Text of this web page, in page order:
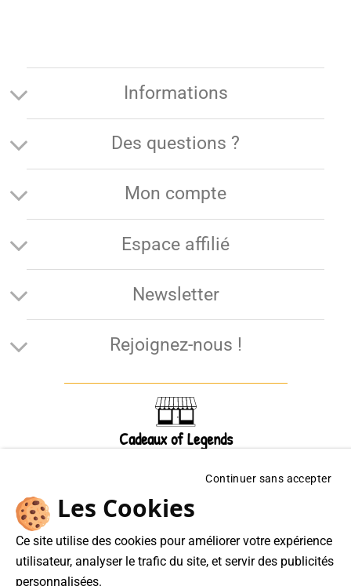
Informations
Des questions ?
Mon compte
Espace affilié
Newsletter
Rejoignez-nous !
Cadeaux of Legends
Frédéric Jouanny EI
61 RUE de Lyon 75012 Paris
07 49 81 86 52
Du lundi au vendredi de 8h00 à 17h00
Continuer sans accepter
Les Cookies
Ce site utilise des cookies pour améliorer votre expérience
utilisateur, analyser le trafic du site, et servir des publicités
personnalisées.